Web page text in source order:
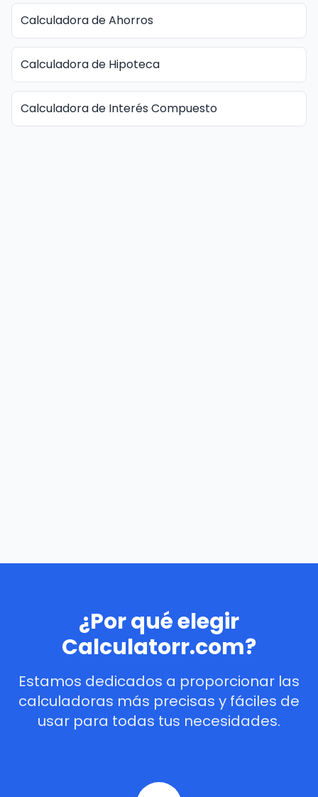
Calculadora de Ahorros
Calculadora de Hipoteca
Calculadora de Interés Compuesto
¿Por qué elegir
Calculatorr.com?
Estamos dedicados a proporcionar las
calculadoras más precisas y fáciles de
usar para todas tus necesidades.